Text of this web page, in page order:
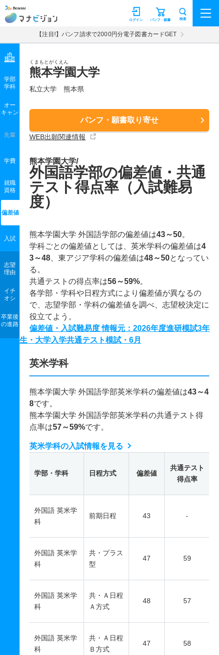
マナビジョン パンフ・願書
ログイン 検索
【注目!】パンフ請求で2000円分電子図書カードGET
くまもとがくえん
熊本学園大学
私立大学 熊本県
パンフ・願書取り寄せ
WEB出願関連情報
学部
学科
オー
キャン
先輩
学費
就職
資格
偏差値
入試
志望
理由
イチ
オシ
卒業後
の進路
熊本学園大学/
外国語学部の偏差値・共通
テスト得点率（入試難易
度）
熊本学園大学 外国語学部の偏差値は43～50。
学科ごとの偏差値としては、英米学科の偏差値は4
3～48 、東アジア学科の偏差値は48～50となってい
る。
共通テストの得点率は56～59%。
各学部・学科や日程方式により偏差値が異なるの
で、志望学部・学科の偏差値を調べ、志望校決定に
役立てよう。
偏差値・入試難易度 情報元：2026年度進研模試3年
生・大学入学共通テスト模試・6月
英米学科
熊本学園大学 外国語学部英米学科の偏差値は43～4
8です。
熊本学園大学 外国語学部英米学科の共通テスト得
点率は57～59%です。
英米学科の入試情報を見る
学部・学科 日程方式 偏差値
共通テスト
得点率
外国語 英米学
科
前期日程 43 -
外国語 英米学
科
共・プラス
型
47 59
外国語 英米学
科
共・Ａ日程
Ａ方式
48 57
外国語 英米学
科
共・Ａ日程
Ｂ方式
47 58